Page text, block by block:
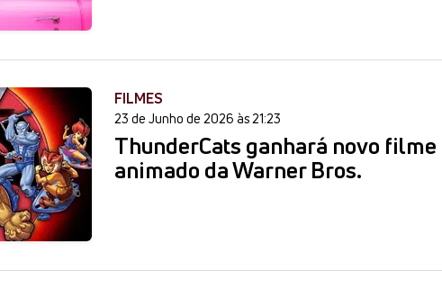
FILMES
23 de Junho de 2026 às 21:23
ThunderCats ganhará novo filme
animado da Warner Bros.